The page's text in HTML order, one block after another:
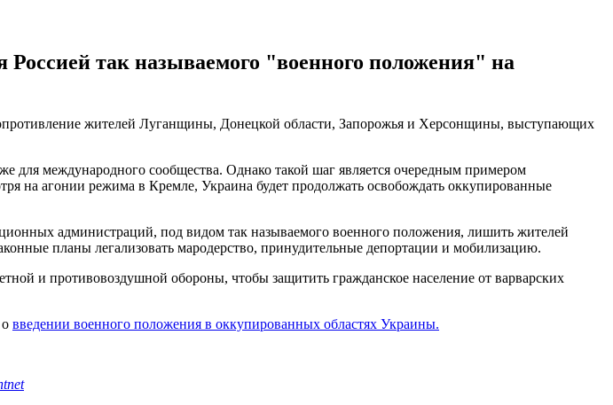
Россией так называемого "военного положения" на
жителей Луганщины, Донецкой области, Запорожья и Херсонщины, выступающих
для международного сообщества. Однако такой шаг является очередным примером
на агонии режима в Кремле, Украина будет продолжать освобождать оккупированные
администраций, под видом так называемого военного положения, лишить жителей
планы легализовать мародерство, принудительные депортации и мобилизацию.
и противовоздушной обороны, чтобы защитить гражданское население от варварских
введении военного положения в оккупированных областях Украины.